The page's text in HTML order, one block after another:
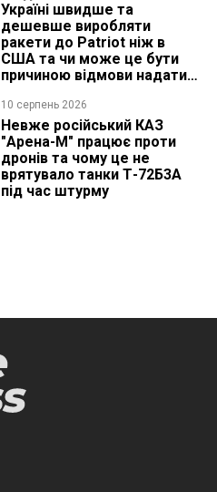
Україні швидше та
дешевше виробляти
ракети до Patriot ніж в
США та чи може це бути
причиною відмови надати
10 серпень 2026
Невже російський КАЗ
"Арена-М" працює проти
дронів та чому це не
врятувало танки Т-72Б3А
під час штурму